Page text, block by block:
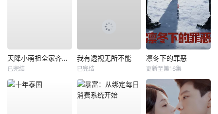
天降小萌祖全家齐齐宠
已完结
我有透视无所不能
已完结
凛冬下的罪恶
更新至第16集